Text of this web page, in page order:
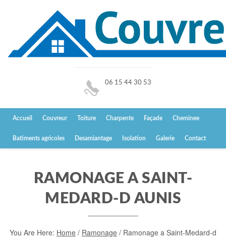
06 15 44 30 53
Accueil Couvreur Toiture Charpente Façade Cheminee
Batiments agricoles Desamiantage Isolation Galerie Contact
RAMONAGE A SAINT-
MEDARD-D AUNIS
You Are Here: Home / Ramonage / Ramonage a Saint-Medard-d